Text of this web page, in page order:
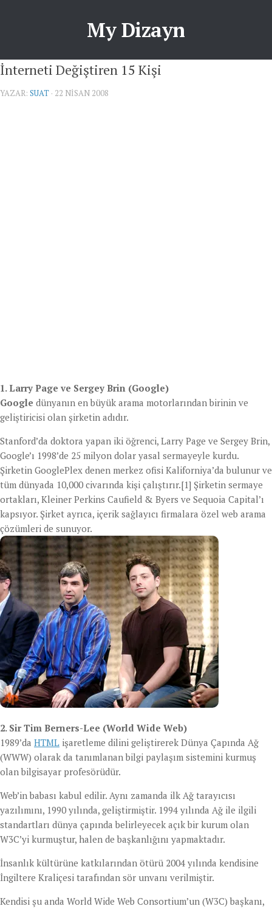
My Dizayn
İnterneti Değiştiren 15 Kişi
YAZAR: SUAT · 22 NISAN 2008
1. Larry Page ve Sergey Brin (Google)
Google dünyanın en büyük arama motorlarından birinin ve
geliştiricisi olan şirketin adıdır.
Stanford’da doktora yapan iki öğrenci, Larry Page ve Sergey Brin,
Google’ı 1998’de 25 milyon dolar yasal sermayeyle kurdu.
Şirketin GooglePlex denen merkez ofisi Kaliforniya’da bulunur ve
tüm dünyada 10,000 civarında kişi çalıştırır.[1] Şirketin sermaye
ortakları, Kleiner Perkins Caufield & Byers ve Sequoia Capital’ı
kapsıyor. Şirket ayrıca, içerik sağlayıcı firmalara özel web arama
çözümleri de sunuyor.
2. Sir Tim Berners-Lee (World Wide Web)
1989’da HTML işaretleme dilini geliştirerek Dünya Çapında Ağ
(WWW) olarak da tanımlanan bilgi paylaşım sistemini kurmuş
olan bilgisayar profesörüdür.
Web’in babası kabul edilir. Aynı zamanda ilk Ağ tarayıcısı
yazılımını, 1990 yılında, geliştirmiştir. 1994 yılında Ağ ile ilgili
standartları dünya çapında belirleyecek açık bir kurum olan
W3C’yi kurmuştur, halen de başkanlığını yapmaktadır.
İnsanlık kültürüne katkılarından ötürü 2004 yılında kendisine
İngiltere Kraliçesi tarafından sör unvanı verilmiştir.
Kendisi şu anda World Wide Web Consortium’un (W3C) başkanı,